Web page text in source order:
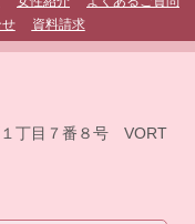
資料請求
丁目７番８号 VORT